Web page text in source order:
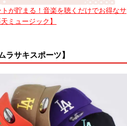
が貯まる！音楽を聴くだけでお得なサ
ミュージック】
ラサキスポーツ】